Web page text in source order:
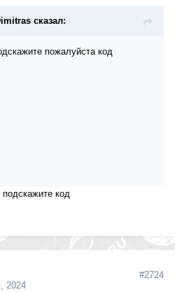
сказал:
пожалуйста код
код
2024
#2724